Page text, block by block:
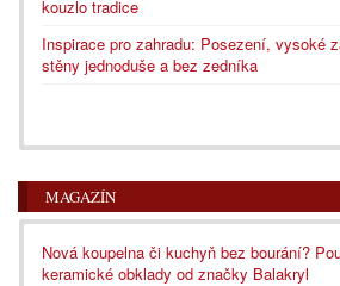
kouzlo tradice
Inspirace pro zahradu: Posezení, vysoké
stěny jednoduše a bez zedníka
MAGAZÍN
Nová koupelna či kuchyň bez bourání?
keramické obklady od značky Balakryl